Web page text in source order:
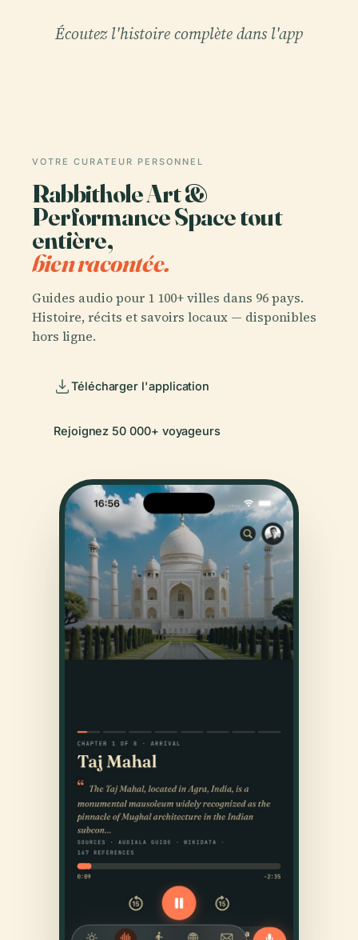
Écoutez l'histoire complète dans l'app
VOTRE CURATEUR PERSONNEL
Rabbithole Art &
Performance Space tout
entière,
bien racontée.
Guides audio pour 1 100+ villes dans 96 pays.
Histoire, récits et savoirs locaux — disponibles
hors ligne.
Télécharger l'application
Rejoignez 50 000+ voyageurs